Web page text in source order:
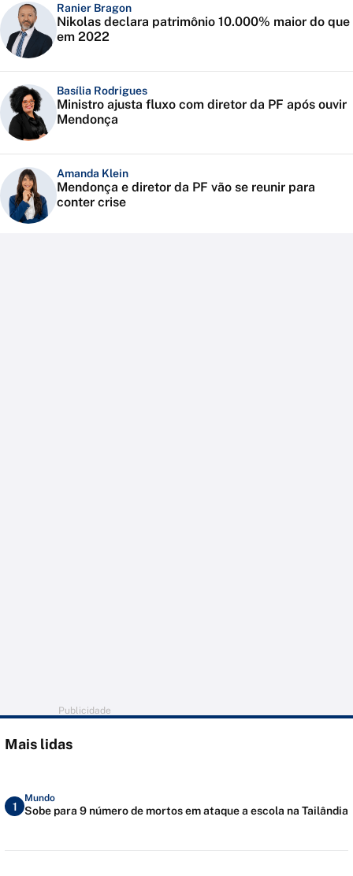
Ranier Bragon
Nikolas declara patrimônio 10.000% maior do que
em 2022
Basília Rodrigues
Ministro ajusta fluxo com diretor da PF após ouvir
Mendonça
Amanda Klein
Mendonça e diretor da PF vão se reunir para
conter crise
Publicidade
Mais lidas
1
Mundo
Sobe para 9 número de mortos em ataque a escola na Tailândia